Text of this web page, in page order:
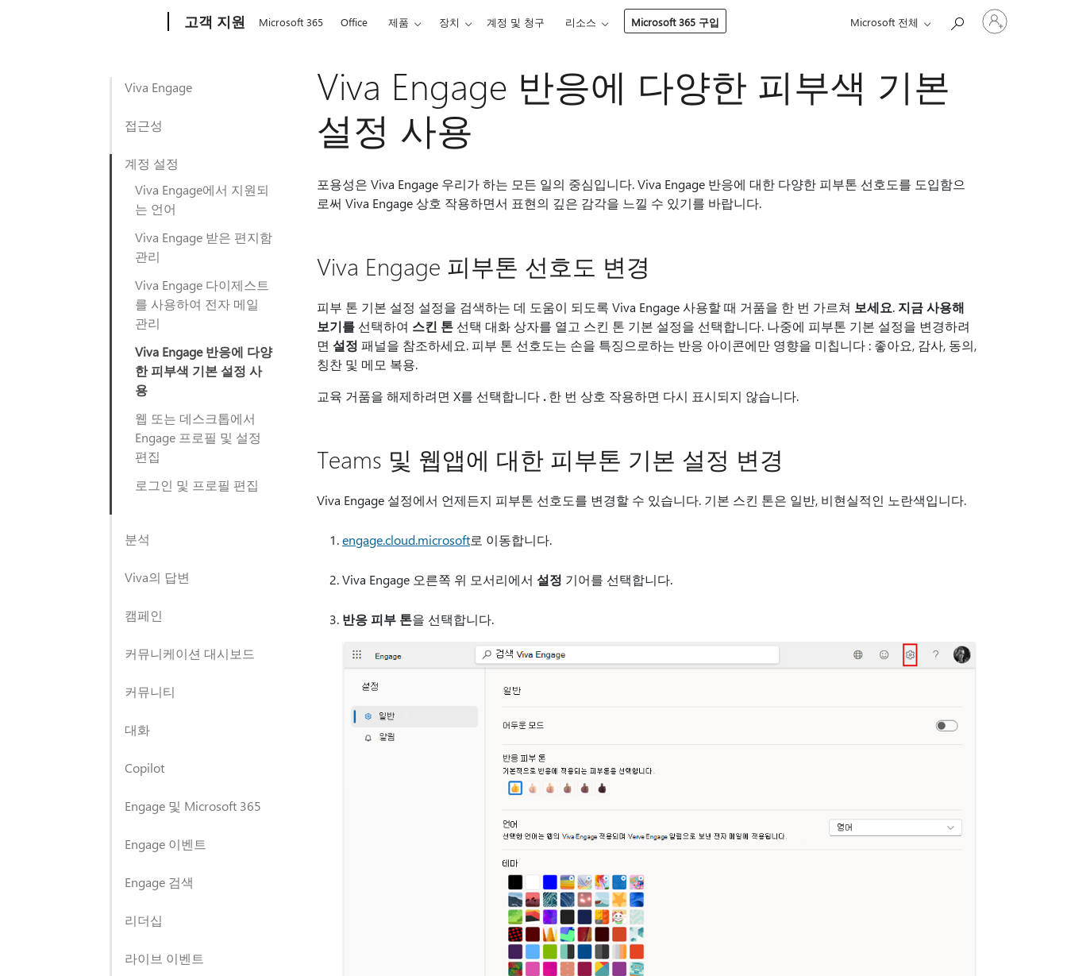
고객 지원 Microsoft 365 Office 제품 장치 계정 및 청구 리소스 Microsoft 365 구입 Microsoft 전체
하
Viva Engage
접근성
계정 설정
Viva Engage에서 지원되
는 언어
Viva Engage 받은 편지함
관리
Viva Engage 다이제스트
를 사용하여 전자 메일
관리
Viva Engage 반응에 다양
한 피부색 기본 설정 사
용
웹 또는 데스크톱에서
Engage 프로필 및 설정
편집
로그인 및 프로필 편집
분석
Viva의 답변
캠페인
커뮤니케이션 대시보드
커뮤니티
대화
Copilot
Engage 및 Microsoft 365
Engage 이벤트
Engage 검색
리더십
라이브 이벤트
Viva Engage 반응에 다양한 피부색 기본
설정 사용
포용성은 Viva Engage 우리가 하는 모든 일의 중심입니다. Viva Engage 반응에 대한 다양한 피부톤 선호도를 도입함으
로써 Viva Engage 상호 작용하면서 표현의 깊은 감각을 느낄 수 있기를 바랍니다.
Viva Engage 피부톤 선호도 변경
피부 톤 기본 설정 설정을 검색하는 데 도움이 되도록 Viva Engage 사용할 때 거품을 한 번 가르쳐 보세요. 지금 사용해
보기를 선택하여 스킨 톤 선택 대화 상자를 열고 스킨 톤 기본 설정을 선택합니다. 나중에 피부톤 기본 설정을 변경하려
면 설정 패널을 참조하세요. 피부 톤 선호도는 손을 특징으로하는 반응 아이콘에만 영향을 미칩니다 : 좋아요, 감사, 동의,
칭찬 및 메모 복용.
교육 거품을 해제하려면 X를 선택합니다 .한 번 상호 작용하면 다시 표시되지 않습니다.
Teams 및 웹앱에 대한 피부톤 기본 설정 변경
Viva Engage 설정에서 언제든지 피부톤 선호도를 변경할 수 있습니다. 기본 스킨 톤은 일반, 비현실적인 노란색입니다.
engage.cloud.microsoft로 이동합니다.
Viva Engage 오른쪽 위 모서리에서 설정 기어를 선택합니다.
반응 피부 톤을 선택합니다.